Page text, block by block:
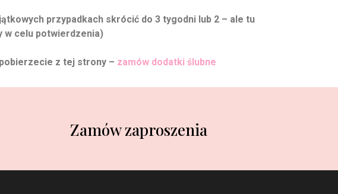
przypadkach skrócić do 3 tygodni lub 2 – ale tu
w celu potwierdzenia)
z tej strony – zamów dodatki ślubne
Zamów zaproszenia